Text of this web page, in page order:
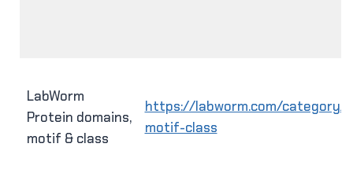
LabWorm
Protein domains,
motif & class
https://labworm.com/
motif-class